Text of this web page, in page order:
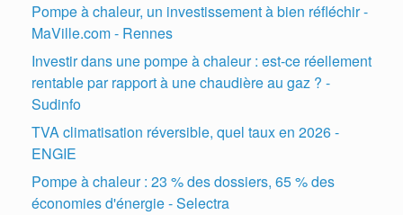
Pompe à chaleur, un investissement à bien réfléchir -
MaVille.com - Rennes
Investir dans une pompe à chaleur : est-ce réellement
rentable par rapport à une chaudière au gaz ? -
Sudinfo
TVA climatisation réversible, quel taux en 2026 -
ENGIE
Pompe à chaleur : 23 % des dossiers, 65 % des
économies d'énergie - Selectra